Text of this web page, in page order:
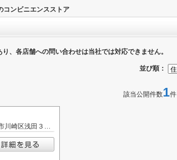
コンビニエンスストア
、各店舗への問い合わせは当社では対応できません。
並び順：
該当公開件数1件
神奈川県川崎市川崎区浅田３丁目